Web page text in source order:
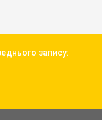
запису: